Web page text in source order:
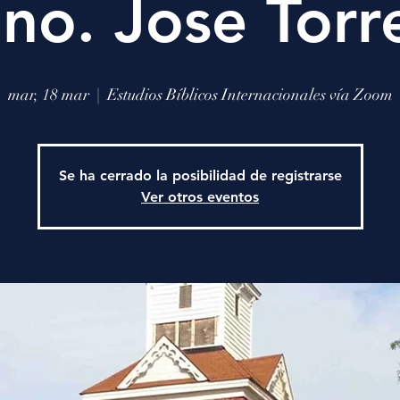
Jose
mar, 18 mar
  |
Estudios Bíblicos Internacionales vía Zoom
Se ha cerrado la posibilidad de registrarse
Ver otros eventos